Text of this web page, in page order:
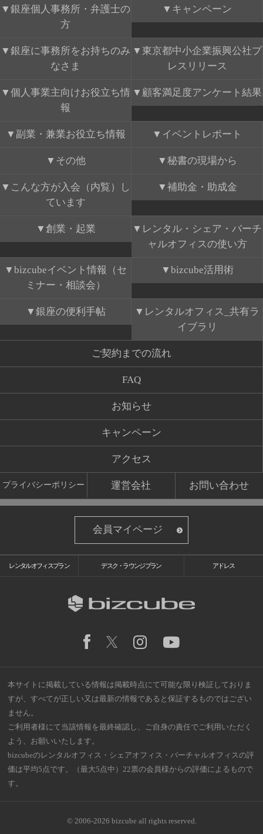
銀座個人事務所・弁護士の
方
キャンペーン
銀座に事務所をお持ちのみ
なさま
東京都中小企業振興公社プ
レスリリース
個人事業主向けお役立ち情
報
顧客満足度アンケート結果
副業・兼業お役立ち情報 イベントレポート
その他 秘書の現場から
こんな方が入会（内覧）し
ています
補助金・助成金
創業・起業
レンタル・シェア・バーチ
ャルオフィスの使い方
bizcubeイベント情報（セ
ミナー・相談会）
bizcube活用術
銀座の便利手帖
レンタルオフィス_共有ラ
イブラリ
ご契約までの流れ
FAQ
お知らせ
キャンペーン
アクセス
プライバシーポリシー 運営会社 お問い合わせ
会員マイページ
レンタルオフィスプラン デスク・ラウンジプラン アドレス
本サイトに掲載している情報は掲載時点にて可能な限り検証しておりま
すが、すべてが正しい又は最新の情報であると保証するものではござい
ません。
ご利用者様にて当該情報を最終確認し、ご自身の責任でご利用いただく
よう、お願いいたします。
bizcubeのレンタルオフィス・シェアオフィス・バーチャルオフィスの評
価は平均5点です。（最大5点中）22票の会員様からの評価によるもので
す。
© 2006-2026 bizcube all rights reserved.